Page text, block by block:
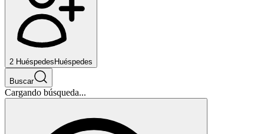
2 Huéspedes Huéspedes
Buscar
Cargando búsqueda...